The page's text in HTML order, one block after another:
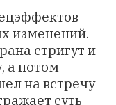
изменений.
стригут и
а потом
на встречу
суть